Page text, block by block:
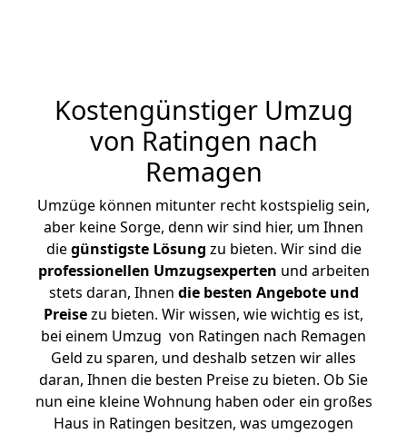
Kostengünstiger Umzug
von Ratingen nach
Remagen
Umzüge können mitunter recht kostspielig sein,
aber keine Sorge, denn wir sind hier, um Ihnen
diegünstigste Lösung zu bieten. Wir sind die
professionellen Umzugsexperten und arbeiten
stets daran, Ihnen die besten Angebote und
Preisezu bieten. Wir wissen, wie wichtig es ist,
bei einem Umzug von Ratingen nach Remagen
Geld zu sparen, und deshalb setzen wir alles
daran, Ihnen die besten Preise zu bieten. Ob Sie
nun eine kleine Wohnung haben oder ein großes
Haus in Ratingen besitzen, was umgezogen